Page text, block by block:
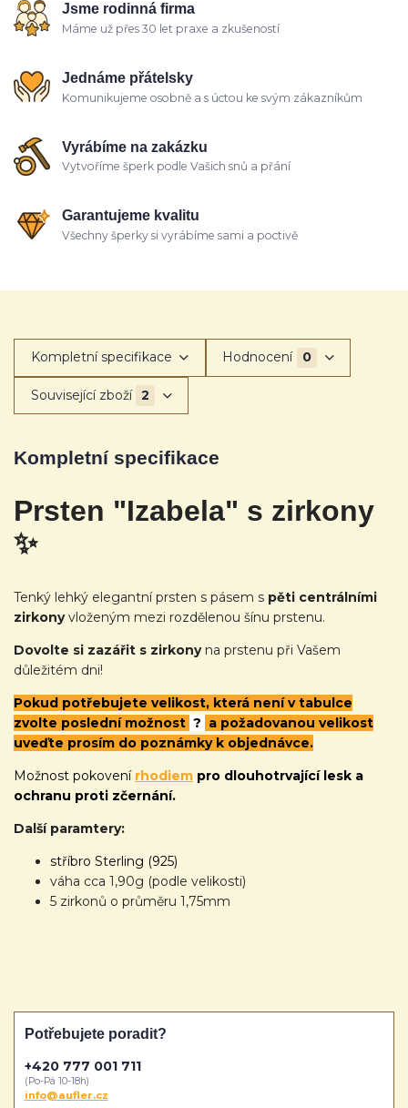
Jsme rodinná firma
Máme už přes 30 let praxe a zkušeností
Jednáme přátelsky
Komunikujeme osobně a s úctou ke svým zákazníkům
Vyrábíme na zakázku
Vytvoříme šperk podle Vašich snů a přání
Garantujeme kvalitu
Všechny šperky si vyrábíme sami a poctivě
Kompletní specifikace Hodnocení 0
Související zboží 2
Kompletní specifikace
Prsten "Izabela" s zirkony
✨
Tenký lehký elegantní prsten s pásem s pěti centrálními
zirkonyvloženým mezi rozdělenou šínu prstenu.
Dovolte si zazářit s zirkonyna prstenu při Vašem
důležitém dni!
Pokud potřebujete velikost, která není v tabulce
zvolte poslední možnost ? a požadovanou velikost
uveďte prosím do poznámky k objednávce.
Možnost pokovení rhodiem pro dlouhotrvající lesk a
ochranu proti zčernání.
Další paramtery:
stříbro Sterling (925)
váha cca 1,90g (podle velikosti)
5 zirkonů o průměru 1,75mm
Potřebujete poradit?
+420 777 001 711
(Po-Pá 10-18h)
info@aufler.cz